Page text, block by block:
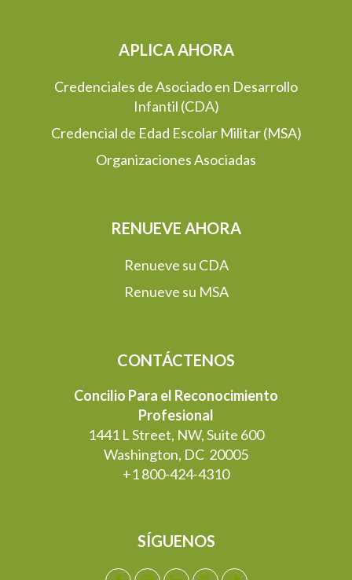
APLICA AHORA
Credenciales de Asociado en Desarrollo
Infantil (CDA)
Credencial de Edad Escolar Militar (MSA)
Organizaciones Asociadas
RENUEVE AHORA
Renueve su CDA
Renueve su MSA
CONTÁCTENOS
Concilio Para el Reconocimiento
Profesional
1441 L Street, NW, Suite 600
Washington, DC 20005
+1 800-424-4310
SÍGUENOS